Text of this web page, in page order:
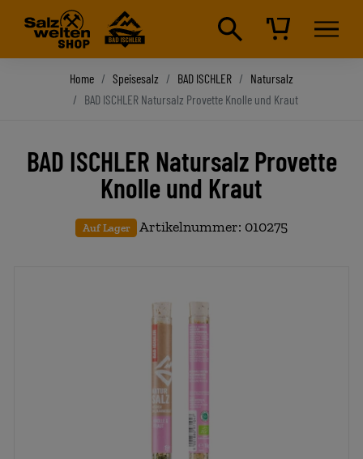
Home Speisesalz BAD ISCHLER
Natursalz
BAD ISCHLER Natursalz Provette Knolle und Kraut
BAD ISCHLER Natursalz Provette
Knolle und Kraut
Auf Lager Artikelnummer: 010275